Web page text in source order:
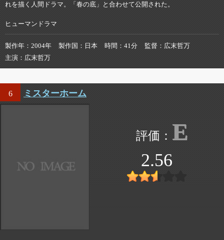
れを描く人間ドラマ。「春の底」と合わせて公開された。
ヒューマンドラマ
製作年 2004年 製作国 日本 時間 41分 監督
広末哲万
主演
広末哲万
6 ミスターホーム
E
2.56